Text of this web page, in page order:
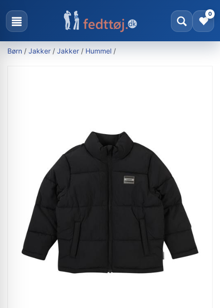
0
Børn / Jakker / Jakker / Hummel /